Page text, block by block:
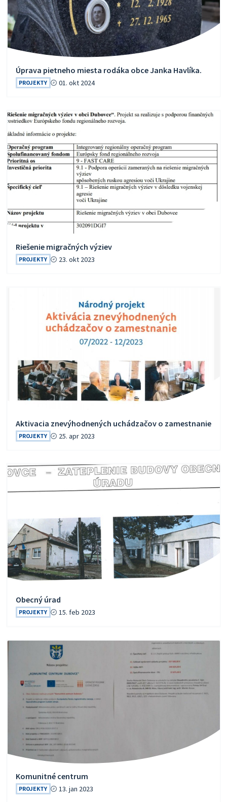
Úprava pietneho miesta rodáka obce Janka Havlíka.
PROJEKTY 01. okt 2024
Riešenie migračných výziev
PROJEKTY 23. okt 2023
Aktivacia znevýhodnených uchádzačov o zamestnanie
PROJEKTY 25. apr 2023
Obecný úrad
PROJEKTY 15. feb 2023
Komunitné centrum
PROJEKTY 13. jan 2023